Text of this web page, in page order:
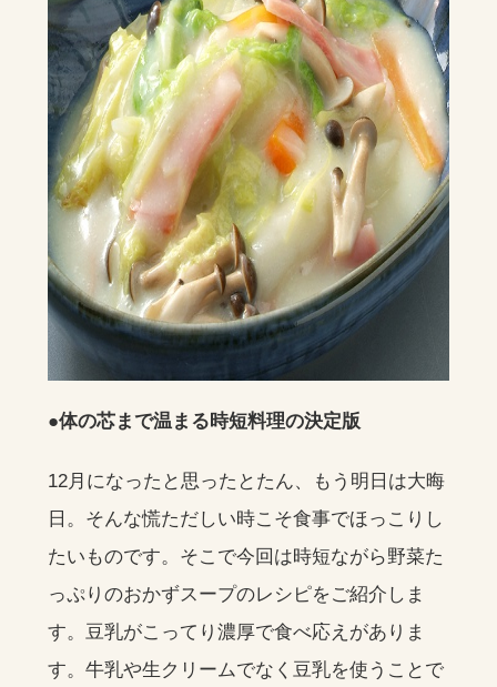
●体の芯まで温まる時短料理の決定版
12月になったと思ったとたん、もう明日は大晦
日。そんな慌ただしい時こそ食事でほっこりし
たいものです。そこで今回は時短ながら野菜た
っぷりのおかずスープのレシピをご紹介しま
す。豆乳がこってり濃厚で食べ応えがありま
す。牛乳や生クリームでなく豆乳を使うことで